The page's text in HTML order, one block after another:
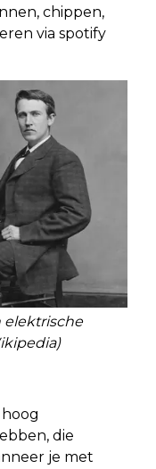
chippen,
via spotify
elektrische
die
je met